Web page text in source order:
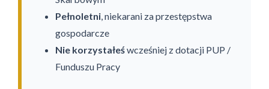
Pełnoletni, niekarani za przestępstwa
gospodarcze
Nie korzystałeśwcześniej z dotacji PUP /
Funduszu Pracy